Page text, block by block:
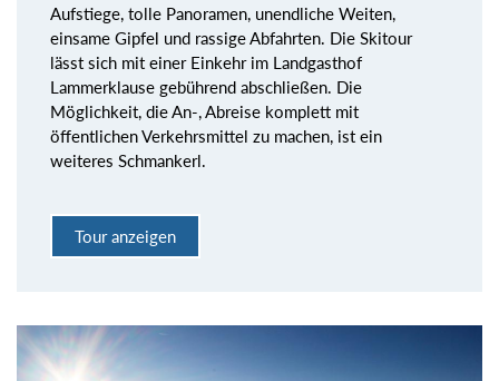
Aufstiege, tolle Panoramen, unendliche Weiten,
einsame Gipfel und rassige Abfahrten. Die Skitour
lässt sich mit einer Einkehr im Landgasthof
Lammerklause gebührend abschließen. Die
Möglichkeit, die An-, Abreise komplett mit
öffentlichen Verkehrsmittel zu machen, ist ein
weiteres Schmankerl.
Tour anzeigen